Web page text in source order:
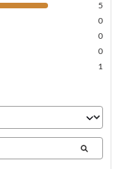
5
0
0
0
1